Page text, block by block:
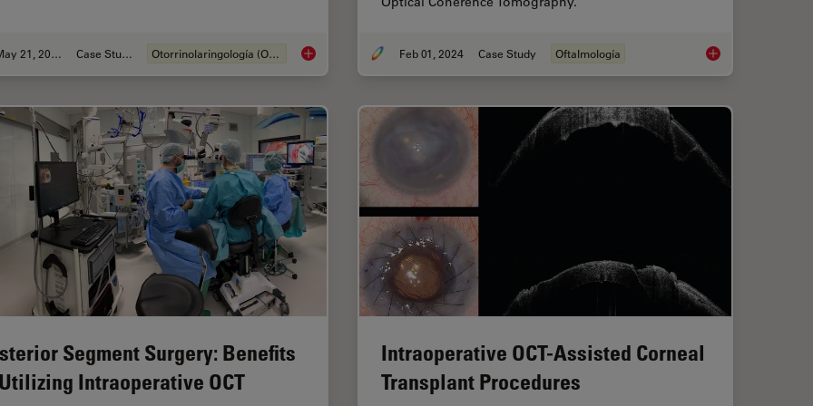
May 21, 2024 Case Study Otorrinolaringología (ORL) Tympanoplasty Surgery: Optimal Approaches and Tools
Feb 01, 2024 Case Study Oftalmología RPE65 Gene
Segment Surgery: Benefits
Intraoperative OCT
Intraoperative OCT-Assisted Corneal
Transplant Procedures